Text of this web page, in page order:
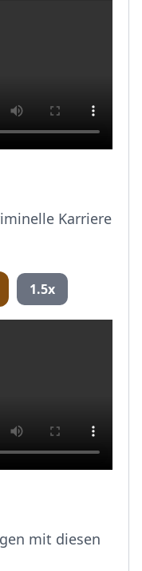
Karriere
1.5x
mit diesen